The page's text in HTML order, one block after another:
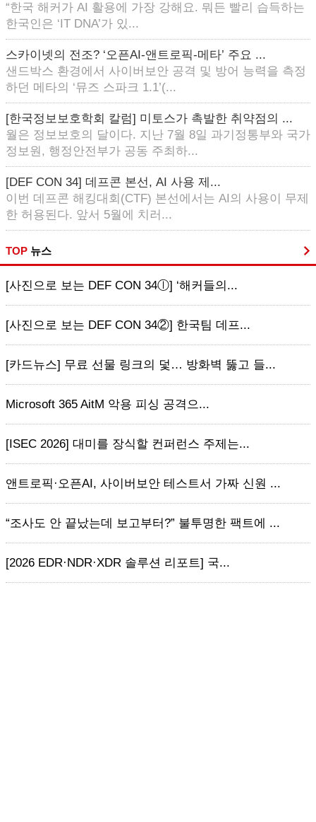
“한국 해커가 AI 활용에 가장 강해요. 뭐든 빨리 습득하는
한국인은 ‘IT DNA’가 있...
스카이넷의 전조? ‘오픈AI-앤트로픽-메타’ 주요 ...
샌드박스 환경에서 사이버보안 공격 및 방어 능력을 측정
하던 메타의 ‘뮤즈 스파크 1.1’(...
[한국정보보호학회 칼럼] 미토스가 촉발한 취약점의 ...
월은 정보보호의 달이다. 지난 7월 8일 과기정통부와 국가
정보원, 행정안전부가 공동 주최하...
[DEF CON 34] 데프콘 본선, AI 사용 제...
이번 데프콘 해킹대회(CTF) 본선에서는 AI의 사용이 무제
한 허용된다. 앞서 5월에 치러...
TOP 뉴스
[사진으로 보는 DEF CON 34ⓛ] ‘해커들의...
[사진으로 보는 DEF CON 34②] 한국팀 데프...
[카드뉴스] 무료 선물 링크의 덫… 방화벽 뚫고 들...
Microsoft 365 AitM 악용 피싱 공격으...
[ISEC 2026] 대미를 장식할 컨퍼런스 주제는...
앤트로픽·오픈AI, 사이버보안 테스트서 가짜 신원 ...
“조사도 안 끝났는데 보고부터?” 불투명한 팩트에 ...
[2026 EDR·NDR·XDR 솔루션 리포트] 국...